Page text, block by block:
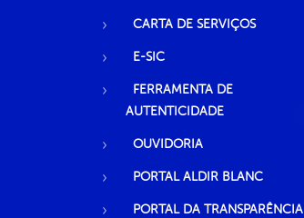
CARTA DE SERVIÇOS
E-SIC
FERRAMENTA DE
AUTENTICIDADE
OUVIDORIA
PORTAL ALDIR BLANC
PORTAL DA TRANSPARÊNCIA